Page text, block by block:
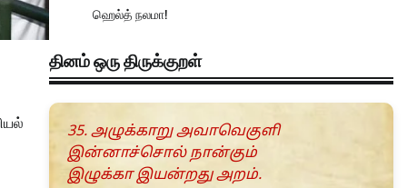
ஹெல்த் நலமா!
தினம் ஒரு திருக்குறள்
35. அழுக்காறு அவாவெகுளி
இன்னாச்சொல் நான்கும்
இழுக்கா இயன்றது அறம்.